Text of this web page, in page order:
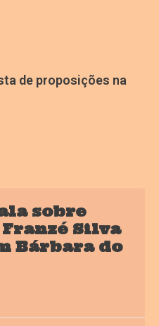
de proposições na
sobre
Silva
Bárbara do